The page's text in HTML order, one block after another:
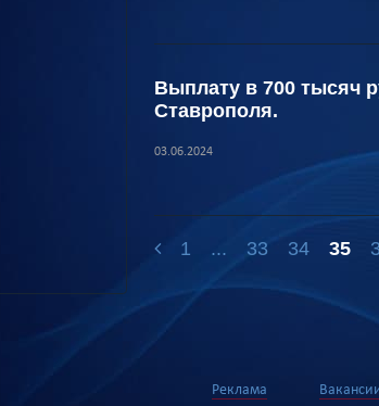
Выплату в 700 тысяч
Ставрополя.
03.06.2024
1 ... 33 34 35
Реклама